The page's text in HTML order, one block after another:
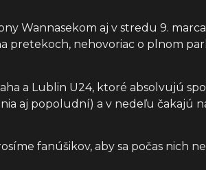
Wannasekom aj v stredu 9.
pretekoch, nehovoriac o plnom
a Lublin U24, ktoré absolvujú
aj popoludní) a v nedeľu čakajú
fanúšikov, aby sa počas nich